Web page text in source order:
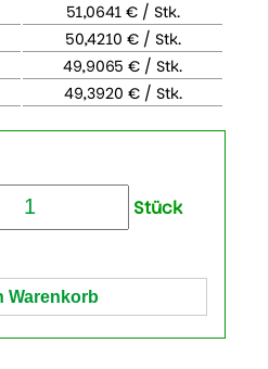
51,0641 € / Stk.
50,4210 € / Stk.
49,9065 € / Stk.
49,3920 € / Stk.
Stück